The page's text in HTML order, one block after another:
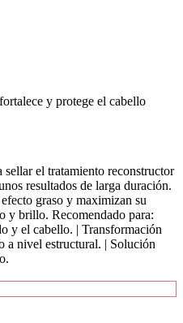
y protege el cabello
el tratamiento reconstructor
resultados de larga duración.
graso y maximizan su
y brillo. Recomendado para:
y el cabello. | Transformación
a nivel estructural. | Solución